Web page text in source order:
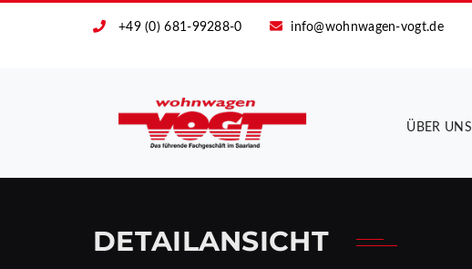
+49 (0) 681-99288-0 info@wohnwagen-vogt.de
ÜBER UNS
DETAILANSICHT